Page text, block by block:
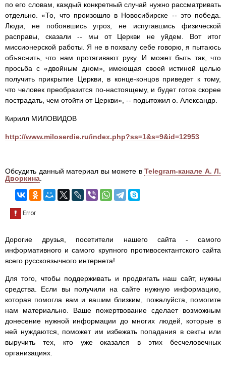
по его словам, каждый конкретный случай нужно рассматривать
отдельно. «То, что произошло в Новосибирске -- это победа.
Люди, не побоявшись угроз, не испугавшись физической
расправы, сказали -- мы от Церкви не уйдем. Вот итог
миссионерской работы. Я не в похвалу себе говорю, я пытаюсь
объяснить, что нам протягивают руку. И может быть так, что
просьба с «двойным дном», имеющая своей истиной целью
получить прикрытие Церкви, в конце-концов приведет к тому,
что человек преобразится по-настоящему, и будет готов скорее
пострадать, чем отойти от Церкви», -- подытожил о. Александр.
Кирилл МИЛОВИДОВ
http://www.miloserdie.ru/index.php?ss=1&s=9&id=12953
Обсудить данный материал вы можете в Telegram-канале А. Л.
Дворкина
Дорогие друзья, посетители нашего сайта - самого
информативного и самого крупного противосектантского сайта
всего русскоязычного интернета!
Для того, чтобы поддерживать и продвигать наш сайт, нужны
средства. Если вы получили на сайте нужную информацию,
которая помогла вам и вашим близким, пожалуйста, помогите
нам материально. Ваше пожертвование сделает возможным
донесение нужной информации до многих людей, которые в
ней нуждаются, поможет им избежать попадания в секты или
выручить тех, кто уже оказался в этих бесчеловечных
организациях.